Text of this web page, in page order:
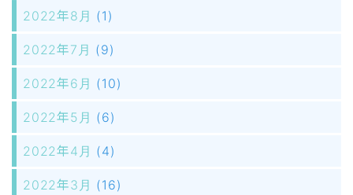
2022年8月 (1)
2022年7月 (9)
2022年6月 (10)
2022年5月 (6)
2022年4月 (4)
2022年3月 (16)